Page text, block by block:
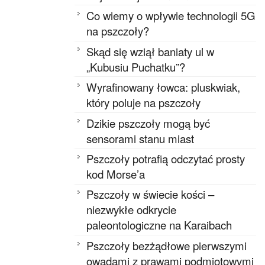
Co wiemy o wpływie technologii 5G
na pszczoły?
Skąd się wziął baniaty ul w
„Kubusiu Puchatku”?
Wyrafinowany łowca: pluskwiak,
który poluje na pszczoły
Dzikie pszczoły mogą być
sensorami stanu miast
Pszczoły potrafią odczytać prosty
kod Morse’a
Pszczoły w świecie kości –
niezwykłe odkrycie
paleontologiczne na Karaibach
Pszczoły bezżądłowe pierwszymi
owadami z prawami podmiotowymi